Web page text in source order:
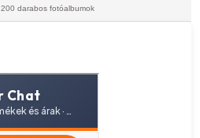
200 darabos fotóalbumok